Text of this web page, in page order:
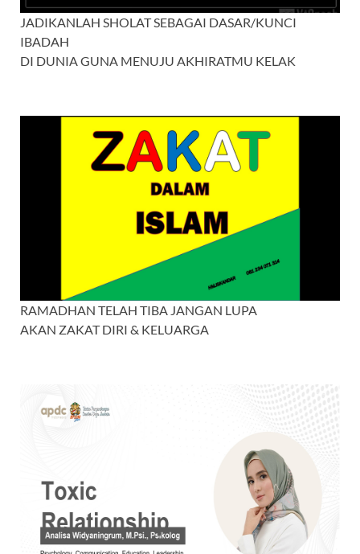
JADIKANLAH SHOLAT SEBAGAI DASAR/KUNCI
IBADAH
DI DUNIA GUNA MENUJU AKHIRATMU KELAK
RAMADHAN TELAH TIBA JANGAN LUPA
AKAN ZAKAT DIRI & KELUARGA